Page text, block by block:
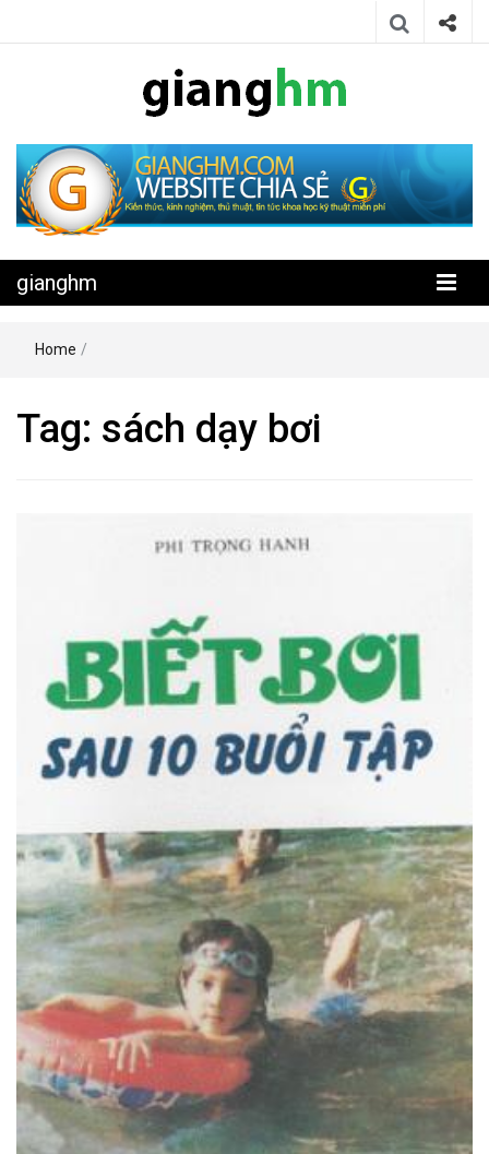
gianghm
kỹ thuật miễn phí
gianghm
Home /
Tag: sách dạy bơi